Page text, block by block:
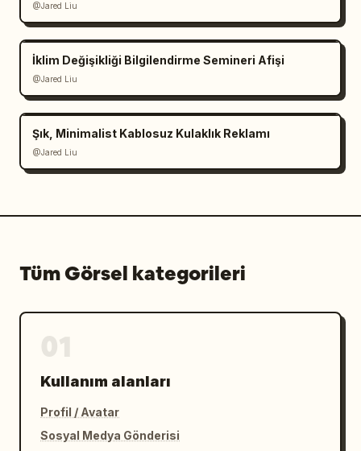
@Jared Liu
İklim Değişikliği Bilgilendirme Semineri Afişi
@Jared Liu
Şık, Minimalist Kablosuz Kulaklık Reklamı
@Jared Liu
Tüm Görsel kategorileri
Kullanım alanları
Profil / Avatar
Sosyal Medya Gönderisi